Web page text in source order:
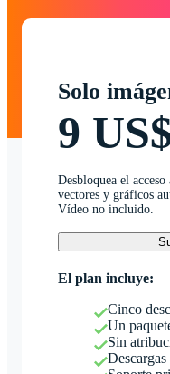
Solo
9
Desbloquea el
vectores y gráficos
Vídeo no incluido.
El plan incluye:
Cinco
Un
Sin